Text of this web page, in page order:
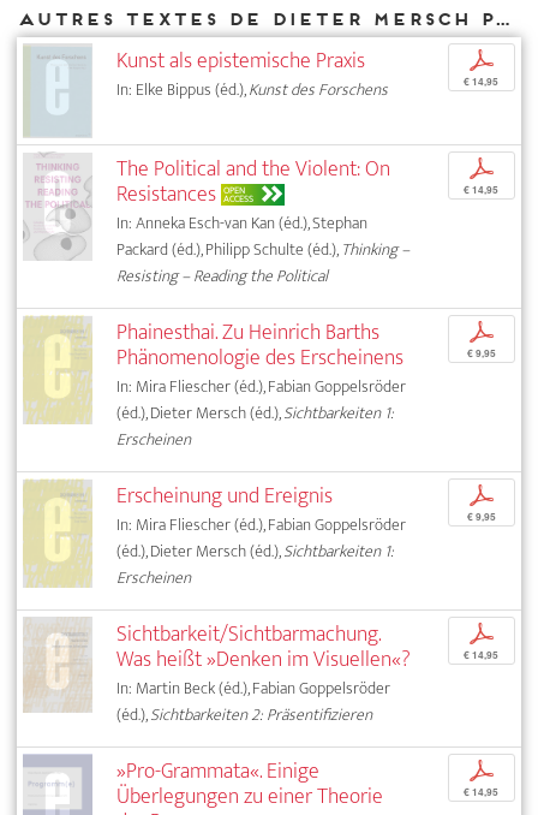
Autres textes de Dieter Mersch parus chez DIAPHANES
Kunst als epistemische Praxis
In: Elke Bippus (éd.),Kunst des Forschens
p
€ 14,95
The Political and the Violent: On
Resistances OPEN
ACCESS
In: Anneka Esch-van Kan (éd.), Stephan
Packard (éd.), Philipp Schulte (éd.),Thinking –
Resisting – Reading the Political
p
€ 14,95
Phainesthai. Zu Heinrich Barths
Phänomenologie des Erscheinens
In: Mira Fliescher (éd.), Fabian Goppelsröder
(éd.), Dieter Mersch (éd.),Sichtbarkeiten 1:
Erscheinen
p
€ 9,95
Erscheinung und Ereignis
In: Mira Fliescher (éd.), Fabian Goppelsröder
(éd.), Dieter Mersch (éd.),Sichtbarkeiten 1:
Erscheinen
p
€ 9,95
Sichtbarkeit/Sichtbarmachung.
Was heißt »Denken im Visuellen«?
In: Martin Beck (éd.), Fabian Goppelsröder
(éd.),Sichtbarkeiten 2: Präsentifizieren
p
€ 14,95
»Pro-Grammata«. Einige
Überlegungen zu einer Theorie
p
€ 14,95